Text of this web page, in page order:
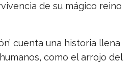
de su mágico reino
cuenta una historia llena
como el arrojo del